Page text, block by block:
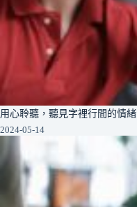
用心聆聽，聽見字裡行間的情緒
2024-05-14